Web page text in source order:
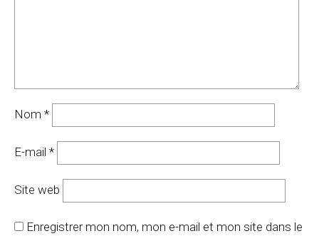
Nom *
E-mail *
Site web
Enregistrer mon nom, mon e-mail et mon site dans le